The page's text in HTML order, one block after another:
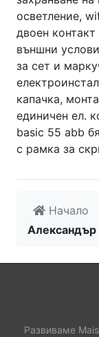
Начало
Развиваме